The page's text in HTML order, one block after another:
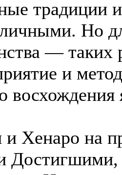
традиции
Но
— таких
и
Хенаро на
Достигшими,